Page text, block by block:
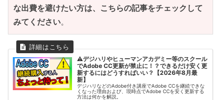
な出費を避けたい方は、こちらの記事をチェックして
みてください。
⚠デジハリやヒューマンアカデミー等のスクール
でAdobe CC更新が禁止に！？できるだけ安く更
新するにはどうすればいい？【2026年8月最
新】
デジハリなどのAdobe付き講座でAdobe CCを継続できな
くなった理由および、現時点でAdobe CCを安く更新する
方法は何かを解説。